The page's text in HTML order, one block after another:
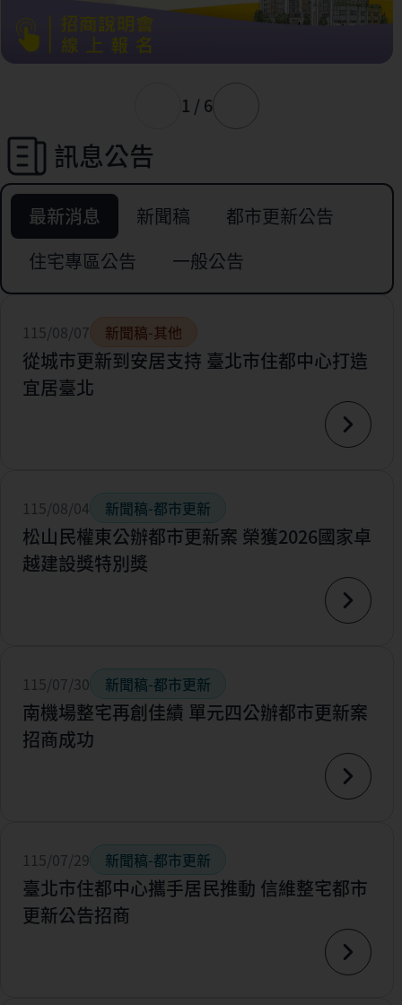
1 / 6
訊息公告
最新消息 新聞稿
都市更新公告
住宅專區公告
一般公告
115/08/07 新聞稿-其他
從城市更新到安居支持 臺北市住都中心打造
宜居臺北
115/08/04 新聞稿-都市更新
松山民權東公辦都市更新案 榮獲2026國家卓
越建設獎特別獎
115/07/30 新聞稿-都市更新
南機場整宅再創佳績 單元四公辦都市更新案
招商成功
115/07/29 新聞稿-都市更新
臺北市住都中心攜手居民推動 信維整宅都市
更新公告招商